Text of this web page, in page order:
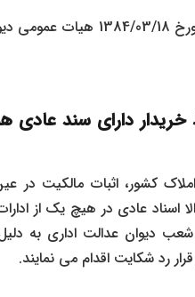
همسایه مجاور ملک ( وفق رای وحدت رویه شماره
ماده 100 شهرداری توسط خریدار دارای
و 48 قانون ثبت اسناد و املاک کشور، اثبات
اسناد عادی در هیچ یک از
دیوان عدالت اداری به دلیل
رد شکایت اقدام می نمایند.